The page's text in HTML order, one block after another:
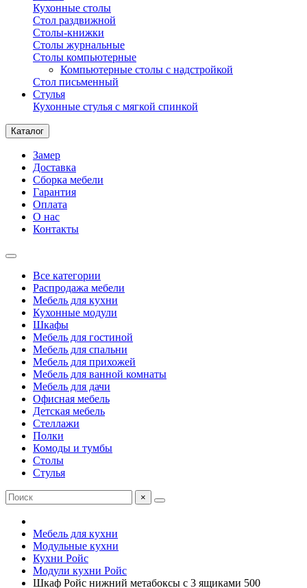
Кухонные столы
Стол раздвижной
Столы-книжки
Столы журнальные
Столы компьютерные
Компьютерные столы с надстройкой
Стол письменный
Стулья
Кухонные стулья с мягкой спинкой
Каталог
Замер
Доставка
Сборка мебели
Гарантия
Оплата
О нас
Контакты
Все категории
Распродажа мебели
Мебель для кухни
Кухонные модули
Шкафы
Мебель для гостиной
Мебель для спальни
Мебель для прихожей
Мебель для ванной комнаты
Мебель для дачи
Офисная мебель
Детская мебель
Стеллажи
Полки
Комоды и тумбы
Столы
Стулья
×
Мебель для кухни
Модульные кухни
Кухни Ройс
Модули кухни Ройс
Шкаф Ройс нижний метабоксы с 3 ящиками 500